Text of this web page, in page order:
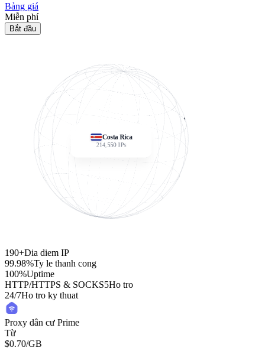
Bảng giá
Miễn phí
Bắt đầu
Costa Rica
214,550IPs
190+Dia diem IP
99.98%Ty le thanh cong
100%Uptime
HTTP/HTTPS & SOCKS5Ho tro
24/7Ho tro ky thuat
Proxy dân cư Prime
Từ
$0.70/GB